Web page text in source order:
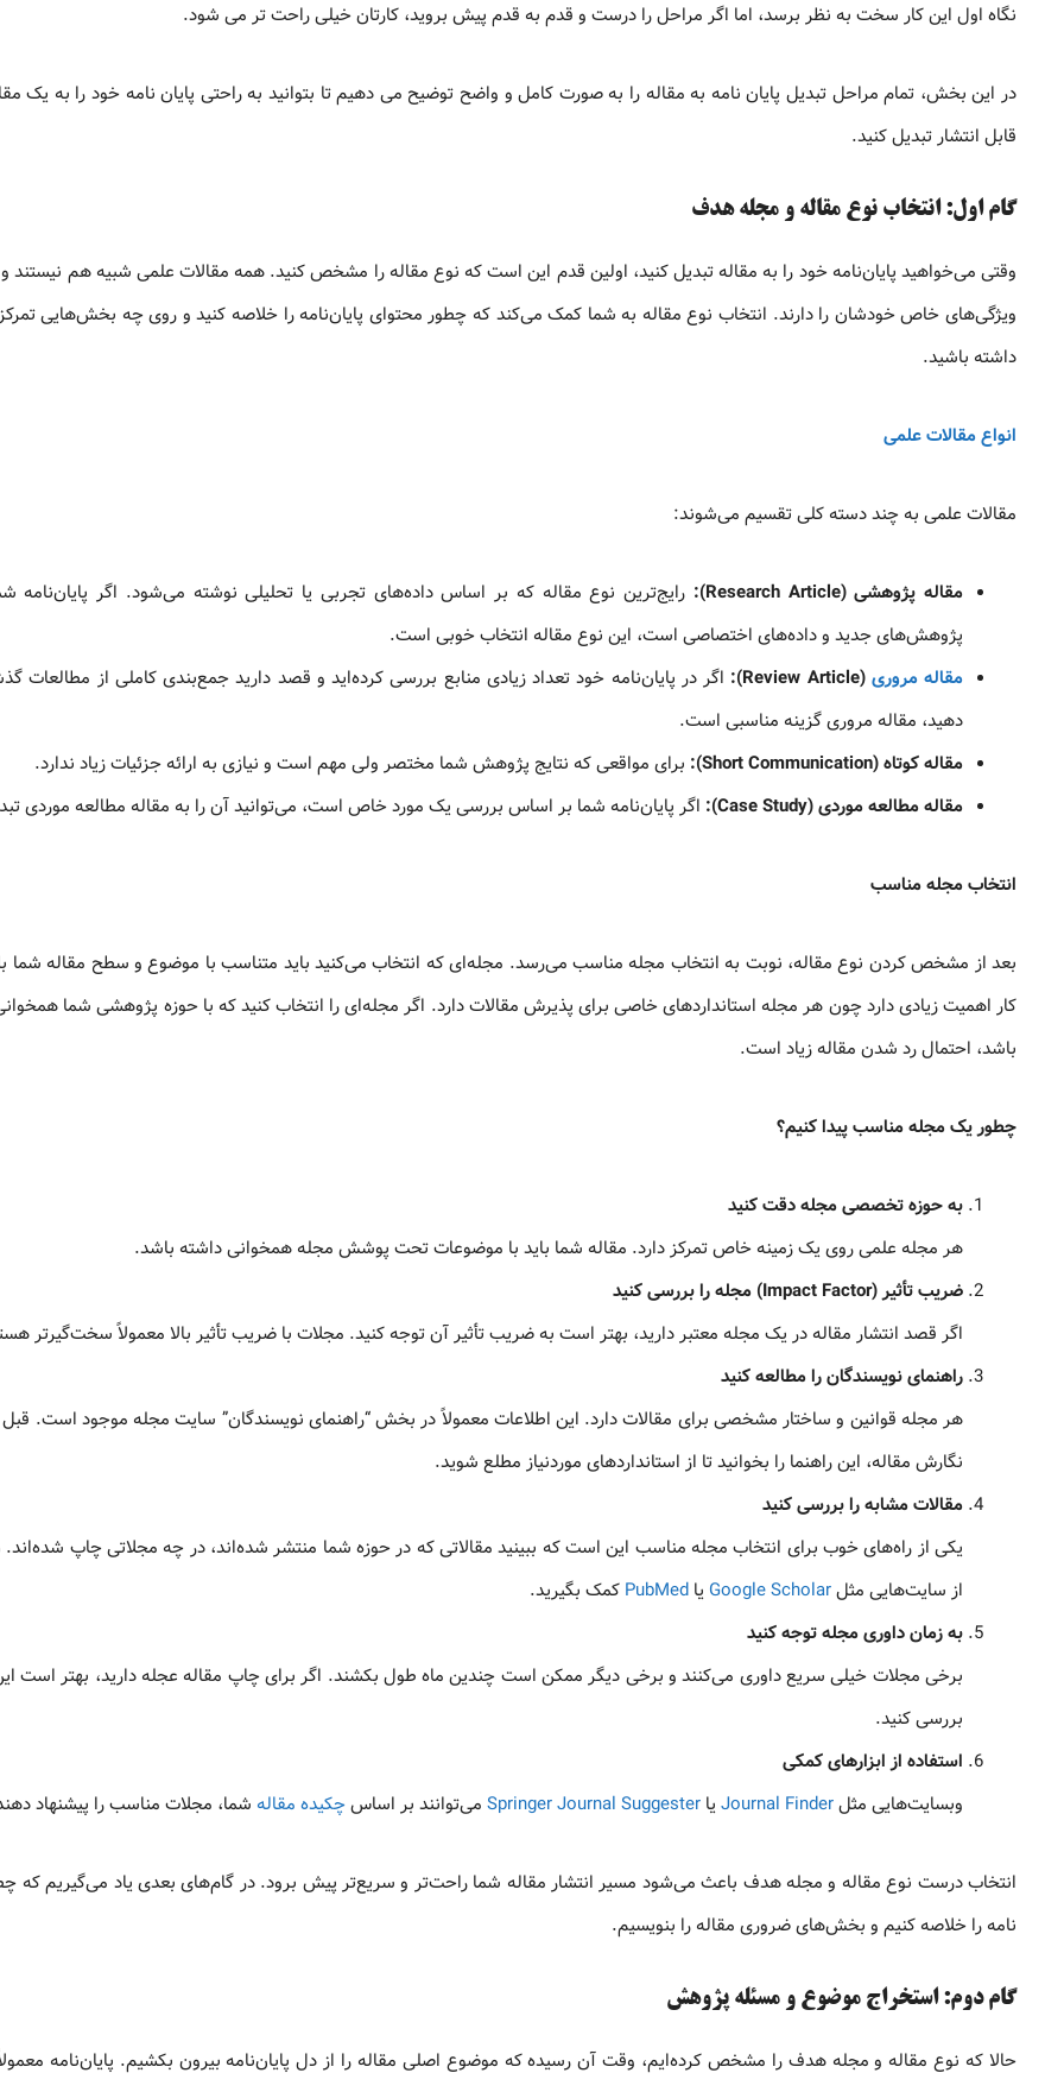
نگاه اول این کار سخت به نظر برسد، اما اگر مراحل را درست و قدم به قدم پیش بروید، کارتان خیلی راحت تر می شود.
در این بخش، تمام مراحل تبدیل پایان نامه به مقاله را به صورت کامل و واضح توضیح می دهیم تا بتوانید به راحتی پایان نامه خود را به یک
قابل انتشار تبدیل کنید.
گام اول: انتخاب نوع مقاله و مجله هدف
وقتی می‌خواهید پایان‌نامه خود را به مقاله تبدیل کنید، اولین قدم این است که نوع مقاله را مشخص کنید. همه مقالات علمی شبیه هم نیستند
ویژگی‌های خاص خودشان را دارند. انتخاب نوع مقاله به شما کمک می‌کند که چطور محتوای پایان‌نامه را خلاصه کنید و روی چه بخش‌هایی
داشته باشید.
انواع مقالات علمی
مقالات علمی به چند دسته کلی تقسیم می‌شوند:
مقاله پژوهشی (Research Article):
رایج‌ترین نوع مقاله که بر اساس داده‌های تجربی یا تحلیلی نوشته می‌شود. اگر پایان‌نامه
پژوهش‌های جدید و داده‌های اختصاصی است، این نوع مقاله انتخاب خوبی است.
مقاله مروری (Review Article):
اگر در پایان‌نامه خود تعداد زیادی منابع بررسی کرده‌اید و قصد دارید جمع‌بندی کاملی از مطالعات
دهید، مقاله مروری گزینه مناسبی است.
مقاله کوتاه (Short Communication):
برای مواقعی که نتایج پژوهش شما مختصر ولی مهم است و نیازی به ارائه جزئیات زیاد ندارد.
مقاله مطالعه موردی (Case Study):
اگر پایان‌نامه شما بر اساس بررسی یک مورد خاص است، می‌توانید آن را به مقاله مطالعه موردی
انتخاب مجله مناسب
بعد از مشخص کردن نوع مقاله، نوبت به انتخاب مجله مناسب می‌رسد. مجله‌ای که انتخاب می‌کنید باید متناسب با موضوع و سطح مقاله شما
کار اهمیت زیادی دارد چون هر مجله استانداردهای خاصی برای پذیرش مقالات دارد. اگر مجله‌ای را انتخاب کنید که با حوزه پژوهشی شما
باشد، احتمال رد شدن مقاله زیاد است.
چطور یک مجله مناسب پیدا کنیم؟
به حوزه تخصصی مجله دقت کنید
هر مجله علمی روی یک زمینه خاص تمرکز دارد. مقاله شما باید با موضوعات تحت پوشش مجله همخوانی داشته باشد.
ضریب تأثیر (Impact Factor) مجله را بررسی کنید
اگر قصد انتشار مقاله در یک مجله معتبر دارید، بهتر است به ضریب تأثیر آن توجه کنید. مجلات با ضریب تأثیر بالا معمولاً سخت‌گیرتر
راهنمای نویسندگان را مطالعه کنید
هر مجله قوانین و ساختار مشخصی برای مقالات دارد. این اطلاعات معمولاً در بخش “راهنمای نویسندگان” سایت مجله موجود است.
نگارش مقاله، این راهنما را بخوانید تا از استانداردهای موردنیاز مطلع شوید.
مقالات مشابه را بررسی کنید
یکی از راه‌های خوب برای انتخاب مجله مناسب این است که ببینید مقالاتی که در حوزه شما منتشر شده‌اند، در چه مجلاتی چاپ شده‌اند.
از سایت‌هایی مثلGoogle Scholarیا PubMed کمک بگیرید.
به زمان داوری مجله توجه کنید
برخی مجلات خیلی سریع داوری می‌کنند و برخی دیگر ممکن است چندین ماه طول بکشند. اگر برای چاپ مقاله عجله دارید، بهتر است
بررسی کنید.
استفاده از ابزارهای کمکی
وبسایت‌هایی مثلJournal Finderیا Springer Journal Suggester می‌توانند بر اساسچکیده مقاله شما، مجلات مناسب را پیشنهاد
انتخاب درست نوع مقاله و مجله هدف باعث می‌شود مسیر انتشار مقاله شما راحت‌تر و سریع‌تر پیش برود. در گام‌های بعدی یاد می‌گیریم که
نامه را خلاصه کنیم و بخش‌های ضروری مقاله را بنویسیم.
گام دوم: استخراج موضوع و مسئله پژوهش
حالا که نوع مقاله و مجله هدف را مشخص کرده‌ایم، وقت آن رسیده که موضوع اصلی مقاله را از دل پایان‌نامه بیرون بکشیم. پایان‌نامه